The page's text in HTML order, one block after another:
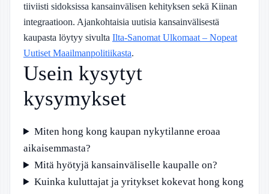
tiiviisti sidoksissa kansainvälisen kehityksen sekä Kiinan
integraatioon. Ajankohtaisia uutisia kansainvälisestä
kaupasta löytyy sivulta Ilta-Sanomat Ulkomaat – Nopeat
Uutiset Maailmanpolitiikasta.
Usein kysytyt
kysymykset
Miten hong kong kaupan nykytilanne eroaa
aikaisemmasta?
Mitä hyötyjä kansainväliselle kaupalle on?
Kuinka kuluttajat ja yritykset kokevat hong kong